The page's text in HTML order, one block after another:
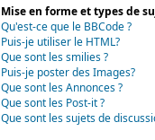
Mise en forme et types de
Qu'est-ce que le BBCode ?
Puis-je utiliser le HTML?
Que sont les smilies ?
Puis-je poster des Images?
Que sont les Annonces ?
Que sont les Post-it ?
Que sont les sujets de